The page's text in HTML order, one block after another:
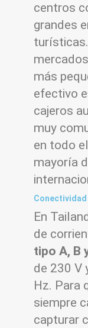
centros
grandes
más
efectivo
cajeros
muy
en todo
mayoría
En
de
tipo A, B
de 230 V
Hz. Para
siempre
capturar